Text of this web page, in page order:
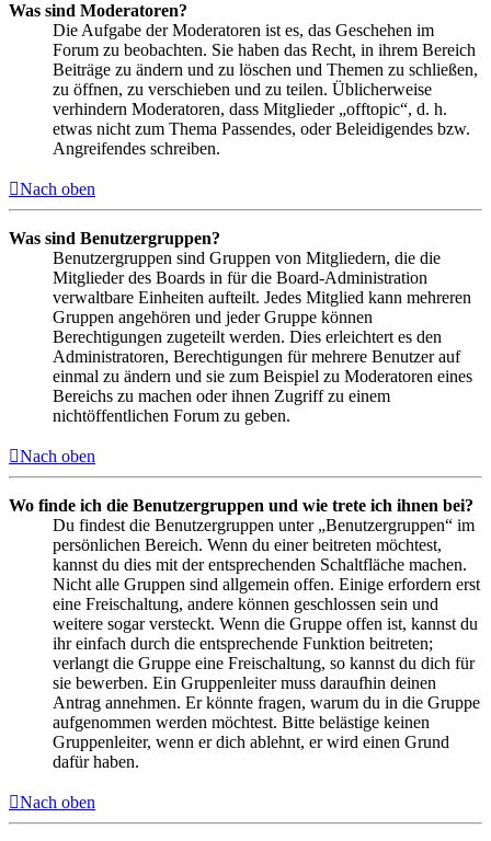
Was sind Moderatoren?
Die Aufgabe der Moderatoren ist es, das Geschehen im
Forum zu beobachten. Sie haben das Recht, in ihrem Bereich
Beiträge zu ändern und zu löschen und Themen zu schließen,
zu öffnen, zu verschieben und zu teilen. Üblicherweise
verhindern Moderatoren, dass Mitglieder „offtopic“, d. h.
etwas nicht zum Thema Passendes, oder Beleidigendes bzw.
Angreifendes schreiben.
Nach oben
Was sind Benutzergruppen?
Benutzergruppen sind Gruppen von Mitgliedern, die die
Mitglieder des Boards in für die Board-Administration
verwaltbare Einheiten aufteilt. Jedes Mitglied kann mehreren
Gruppen angehören und jeder Gruppe können
Berechtigungen zugeteilt werden. Dies erleichtert es den
Administratoren, Berechtigungen für mehrere Benutzer auf
einmal zu ändern und sie zum Beispiel zu Moderatoren eines
Bereichs zu machen oder ihnen Zugriff zu einem
nichtöffentlichen Forum zu geben.
Nach oben
Wo finde ich die Benutzergruppen und wie trete ich ihnen bei?
Du findest die Benutzergruppen unter „Benutzergruppen“ im
persönlichen Bereich. Wenn du einer beitreten möchtest,
kannst du dies mit der entsprechenden Schaltfläche machen.
Nicht alle Gruppen sind allgemein offen. Einige erfordern erst
eine Freischaltung, andere können geschlossen sein und
weitere sogar versteckt. Wenn die Gruppe offen ist, kannst du
ihr einfach durch die entsprechende Funktion beitreten;
verlangt die Gruppe eine Freischaltung, so kannst du dich für
sie bewerben. Ein Gruppenleiter muss daraufhin deinen
Antrag annehmen. Er könnte fragen, warum du in die Gruppe
aufgenommen werden möchtest. Bitte belästige keinen
Gruppenleiter, wenn er dich ablehnt, er wird einen Grund
dafür haben.
Nach oben